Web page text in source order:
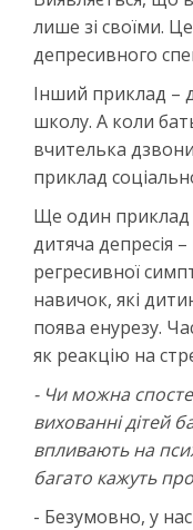
лише зі своїми.
депресивного
Інший приклад –
школу. А коли
вчителька
приклад
Ще один приклад
дитяча депресія
регресивної
навичок, які
поява енурезу.
як реакцію на
- Чи можна
вихованні дітей
впливають на
багато кажуть
- Безумовно, у